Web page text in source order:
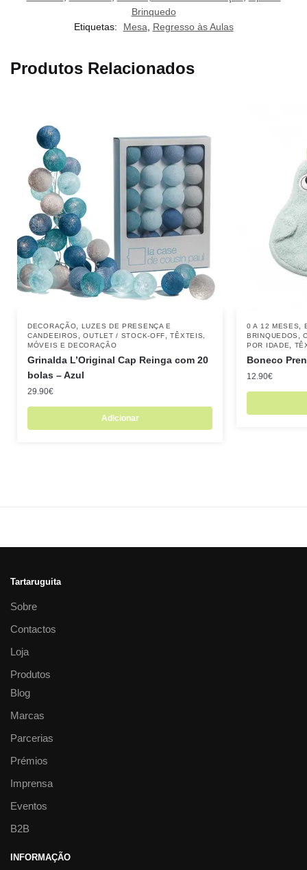
Brinquedo
Etiquetas:
Mesa, Regresso às Aulas
Produtos Relacionados
DECORAÇÃO
LUZES DE PRESENÇA E
CANDEEIROS
,OUTLET / STOCK-OFF ,TÊXTEIS,
MÓVEIS E DECORAÇÃO
Grinalda L’Original Cap Reinga com 20
bolas – Azul
29.90€
Adicionar
0 A 12 MESES
BRINQUEDOS
,
POR IDADE
Boneco
12.90€
Tartaruguita
Sobre
Contactos
Loja
Produtos
Blog
Marcas
Parcerias
Prémios
Imprensa
Eventos
B2B
INFORMAÇÃO